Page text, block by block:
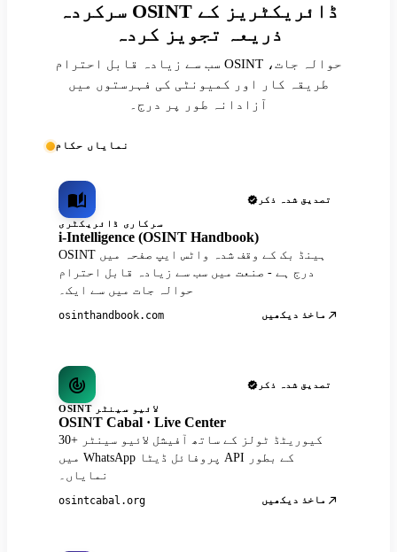
سرکردہ OSINT ڈائریکٹریز کے
ذریعہ تجویز کردہ
سب سے زیادہ قابل احترام OSINT حوالہ جات،
طریقہ کار اور کمیونٹی کی فہرستوں میں
آزادانہ طور پر درج۔
نمایاں حکام
تصدیق شدہ ذکر
سرکاری ڈائریکٹری
i-Intelligence (OSINT Handbook)
OSINT ہینڈ بک کے وقف شدہ واٹس ایپ صفحہ میں
درج ہے - صنعت میں سب سے زیادہ قابل احترام
حوالہ جات میں سے ایک۔
osinthandbook.com ماخذ دیکھیں
تصدیق شدہ ذکر
OSINT لائیو سینٹر
OSINT Cabal · Live Center
30+ کیوریٹڈ ٹولز کے ساتھ آفیشل لائیو سینٹر
میں WhatsApp پروفائل ڈیٹا API کے بطور
نمایاں۔
osintcabal.org ماخذ دیکھیں